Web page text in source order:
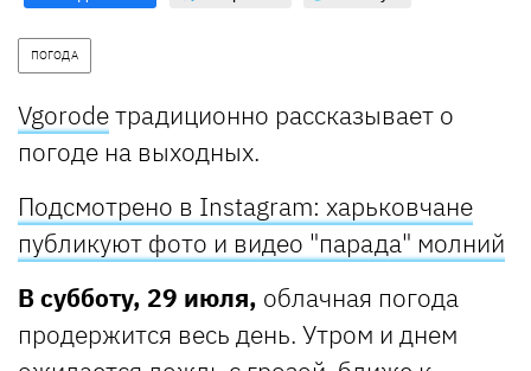
ПОГОДА
Vgorodeтрадиционно рассказывает о
погоде на выходных.
Подсмотрено в Instagram: харьковчане
публикуют фото и видео "парада" молний
В субботу, 29 июля, облачная погода
продержится весь день. Утром и днем